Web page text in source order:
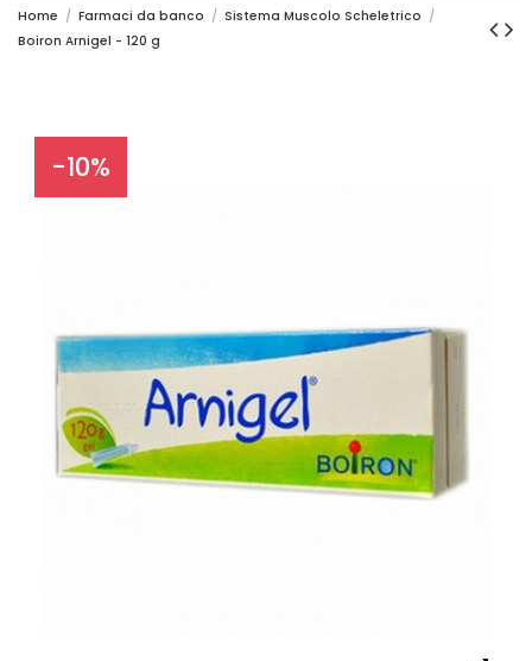
Home Farmaci da banco
Sistema Muscolo Scheletrico
Boiron Arnigel - 120 g
-10%